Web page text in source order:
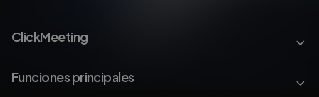
ClickMeeting
Funciones principales